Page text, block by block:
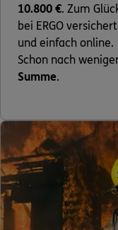
10.800 €. Zum
bei ERGO
und einfach online.
Schon nach
Summe.